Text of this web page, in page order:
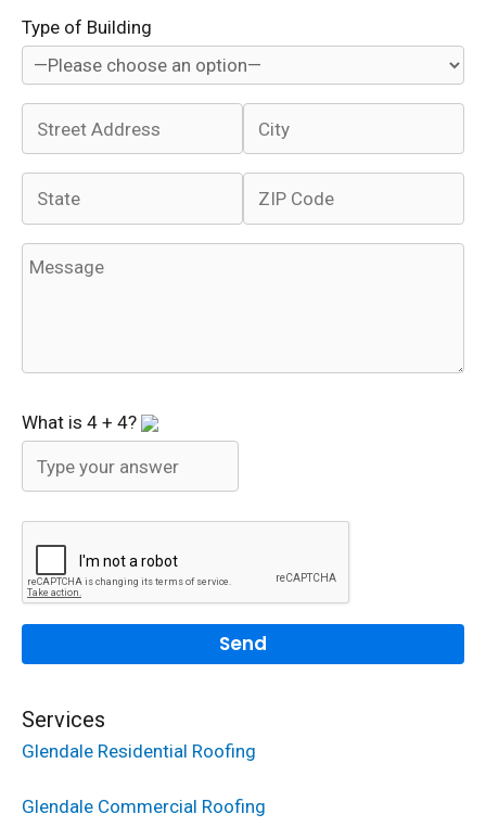
Type of Building
What is 4 + 4?
Services
Glendale Residential Roofing
Glendale Commercial Roofing